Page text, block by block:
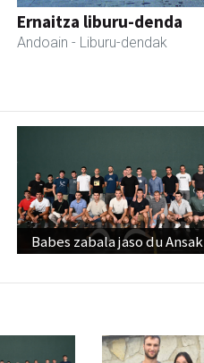
Ernaitza liburu-denda
Andoain - Liburu-dendak
Babes zabala jaso du Ansak